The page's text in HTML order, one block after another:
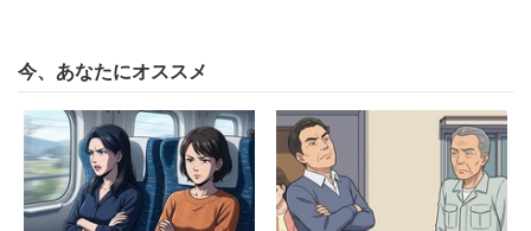
完成となるんだけど、改造とかリペイントとかの敷居も低
いため、簡単に手に入る簡易版のガンプラみたいな扱いで
楽しむこともできる。
特に今売ってるゲルググはおすすめ。沢山買いましょ
今、あなたにオススメ